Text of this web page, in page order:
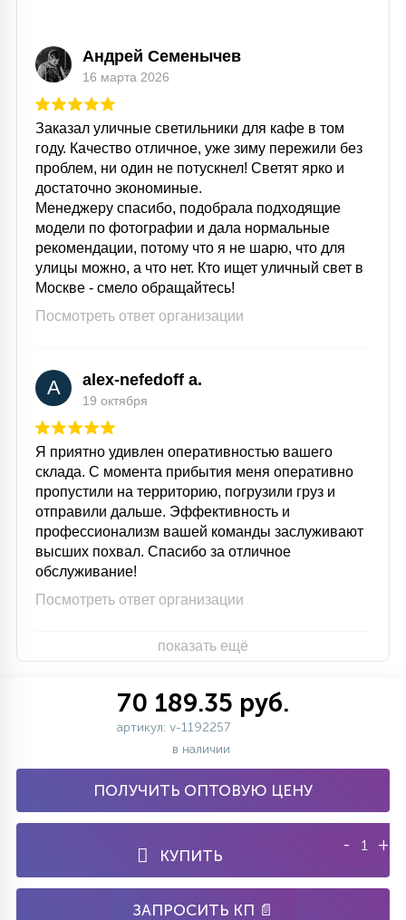
АКСЕССУАРЫ
Андрей Семенычев
16 марта 2026
Заказал уличные светильники для кафе в том
году. Качество отличное, уже зиму пережили без
проблем, ни один не потускнел! Светят ярко и
достаточно экономиные.
Менеджеру спасибо, подобрала подходящие
модели по фотографии и дала нормальные
рекомендации, потому что я не шарю, что для
улицы можно, а что нет. Кто ищет уличный свет в
Москве - смело обращайтесь!
Посмотреть ответ организации
A alex-nefedoff a.
19 октября
Я приятно удивлен оперативностью вашего
склада. С момента прибытия меня оперативно
пропустили на территорию, погрузили груз и
отправили дальше. Эффективность и
профессионализм вашей команды заслуживают
высших похвал. Спасибо за отличное
обслуживание!
Посмотреть ответ организации
показать ещё
70 189.35 руб.
артикул: v-1192257
в наличии
ПОЛУЧИТЬ ОПТОВУЮ ЦЕНУ
КУПИТЬ
- +
ЗАПРОСИТЬ КП 📄